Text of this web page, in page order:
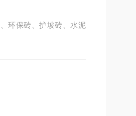
环保砖、护坡砖、水泥